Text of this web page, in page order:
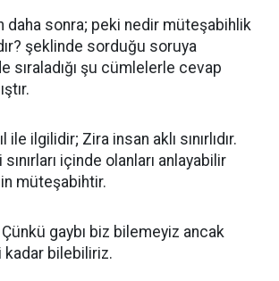
daha sonra; peki nedir müteşabihlik
şeklinde sorduğu soruya
sıraladığı şu cümlelerle cevap
ilgilidir; Zira insan aklı sınırlıdır.
içinde olanları anlayabilir
müteşabihtir.
gaybı biz bilemeyiz ancak
kadar bilebiliriz.